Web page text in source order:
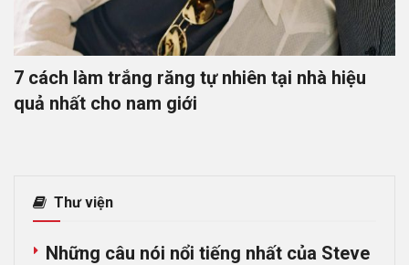
7 cách làm trắng răng tự nhiên tại nhà hiệu
quả nhất cho nam giới
Thư viện
Những câu nói nổi tiếng nhất của Steve